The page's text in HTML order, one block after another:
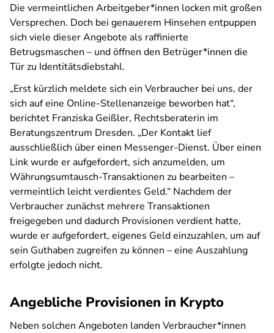
Die vermeintlichen Arbeitgeber*innen locken mit großen
Versprechen. Doch bei genauerem Hinsehen entpuppen
sich viele dieser Angebote als raffinierte
Betrugsmaschen – und öffnen den Betrüger*innen die
Tür zu Identitätsdiebstahl.
„Erst kürzlich meldete sich ein Verbraucher bei uns, der
sich auf eine Online-Stellenanzeige beworben hat“,
berichtet Franziska Geißler, Rechtsberaterin im
Beratungszentrum Dresden. „Der Kontakt lief
ausschließlich über einen Messenger-Dienst. Über einen
Link wurde er aufgefordert, sich anzumelden, um
Währungsumtausch-Transaktionen zu bearbeiten –
vermeintlich leicht verdientes Geld.“ Nachdem der
Verbraucher zunächst mehrere Transaktionen
freigegeben und dadurch Provisionen verdient hatte,
wurde er aufgefordert, eigenes Geld einzuzahlen, um auf
sein Guthaben zugreifen zu können – eine Auszahlung
erfolgte jedoch nicht.
Angebliche Provisionen in Krypto
Neben solchen Angeboten landen Verbraucher*innen